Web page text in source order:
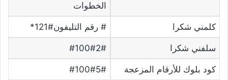
الخطوات
كلمني شكرا # رقم التليفون#121*
سلفني شكرا #100#2#
كود بلوك للأرقام المزعجة #100#5#